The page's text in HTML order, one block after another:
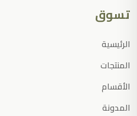
تسوق
الرئيسية
المنتجات
الأقسام
المدونة